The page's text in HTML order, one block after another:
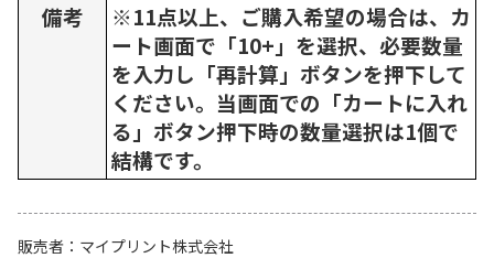
備考
※11点以上、ご購入希望の場合は、カ
ート画面で「10+」を選択、必要数量
を入力し「再計算」ボタンを押下して
ください。当画面での「カートに入れ
る」ボタン押下時の数量選択は1個で
結構です。
販売者
マイプリント株式会社